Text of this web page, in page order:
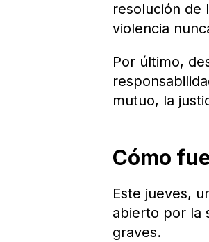
resolución de
violencia
Por último,
mutuo, la
Cómo
Este jueves,
abierto por la
graves.